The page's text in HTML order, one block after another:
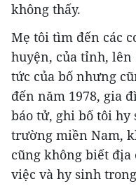
không thấy.
Mẹ tôi tìm đến các
huyện, của tỉnh,
tức của bố nhưng
đến năm 1978, gia
báo tử, ghi bố tôi hy
trường miền Nam,
cũng không biết
việc và hy sinh